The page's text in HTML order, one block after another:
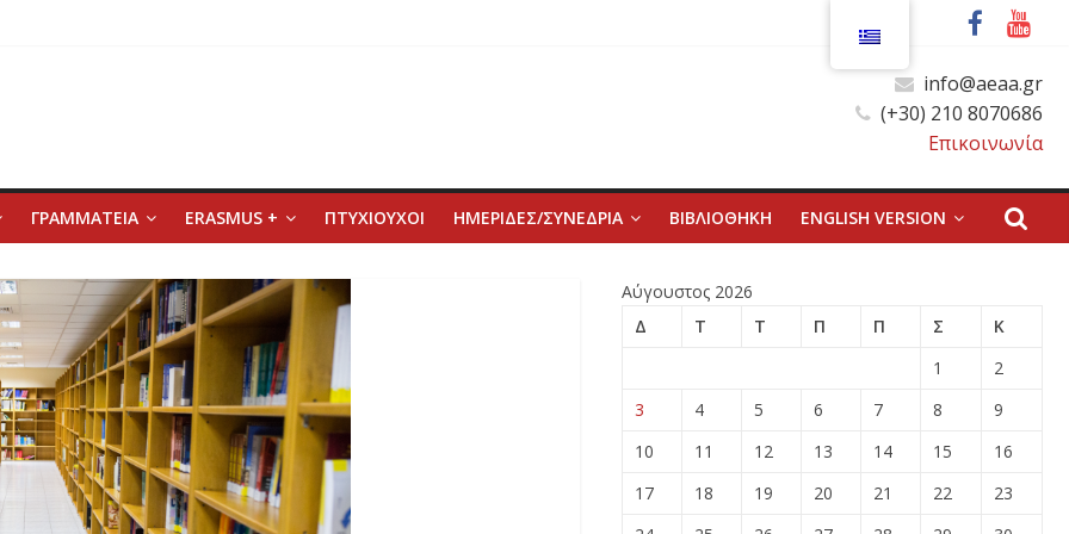
info@aeaa.gr
(+30) 210 8070686
Επικοινωνία
ΓΡΑΜΜΑΤΕΙΑ ERASMUS + ΠΤΥΧΙΟΥΧΟΙ ΗΜΕΡΙΔΕΣ/ΣΥΝΕΔΡΙΑ ΒΙΒΛΙΟΘΗΚΗ ENGLISH VERSION
Αύγουστος 2026
Δ
Τ Τ Π Π Σ
Κ
1
2
3
4 5 6 7 8
9
10
11 12 13 14 15
16
17
18 19 20 21 22
23